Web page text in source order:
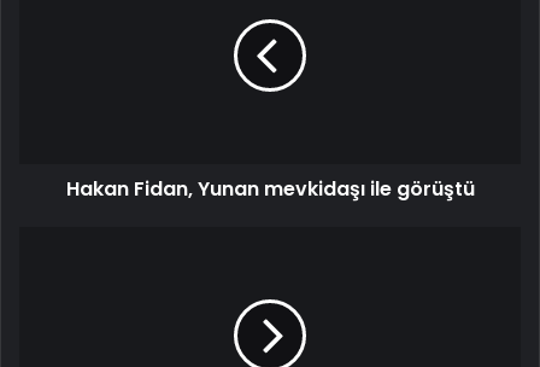
Hakan Fidan, Yunan mevkidaşı ile görüştü